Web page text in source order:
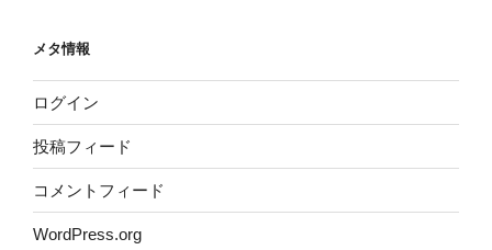
メタ情報
ログイン
投稿フィード
コメントフィード
WordPress.org